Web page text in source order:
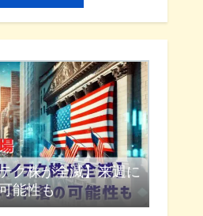
ク株が全滅】来週に
能性も